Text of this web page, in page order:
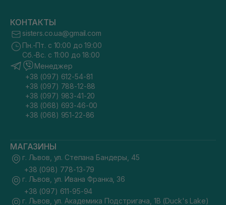
КОНТАКТЫ
sisters.co.ua@gmail.com
Пн.-Пт. с 10:00 до 19:00
Сб.-Вс. с 11:00 до 18:00
Менеджер
+38 (097) 612-54-81
+38 (097) 788-12-88
+38 (097) 983-41-20
+38 (068) 693-46-00
+38 (068) 951-22-86
МАГАЗИНЫ
г. Львов, ул. Степана Бандеры, 45
+38 (098) 778-13-79
г. Львов, ул. Ивана Франка, 36
+38 (097) 611-95-94
г. Львов, ул. Академика Подстригача, 1В (Duck's Lake)